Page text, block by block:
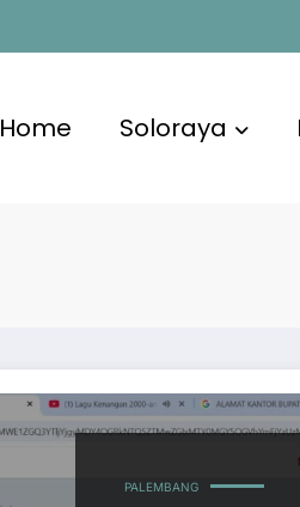
Home Soloraya
PALEMBANG